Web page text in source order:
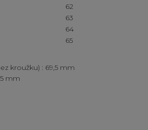
62
63
64
65
kroužku) : 69,5 mm
mm